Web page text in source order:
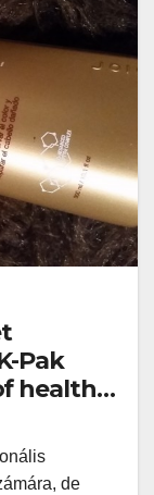
Pak
healthy
de